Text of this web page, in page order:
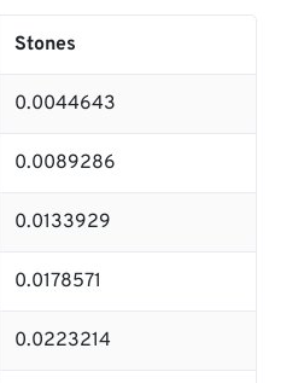
Stones
0.0044643
0.0089286
0.0133929
0.0178571
0.0223214